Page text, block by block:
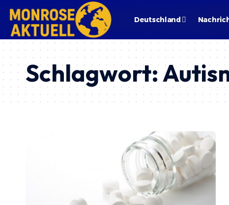
Deutschland
Schlagwort: